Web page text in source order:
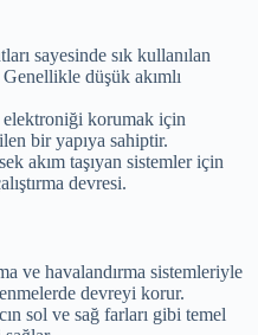
sayesinde sık kullanılan
düşük akımlı
korumak için
bir yapıya sahiptir.
akım taşıyan sistemler için
devresi.
ve havalandırma sistemleriyle
devreyi korur.
sol ve sağ farları gibi temel